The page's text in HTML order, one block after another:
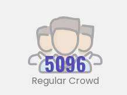
6370
Regular Crowd